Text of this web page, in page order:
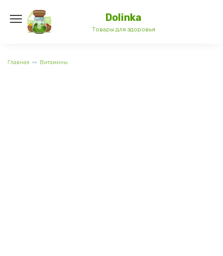
содержанию
Dolinka
Товары для здоровья
Главная Витамины